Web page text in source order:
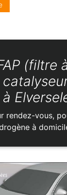
(filtre
rendez-vous,
à